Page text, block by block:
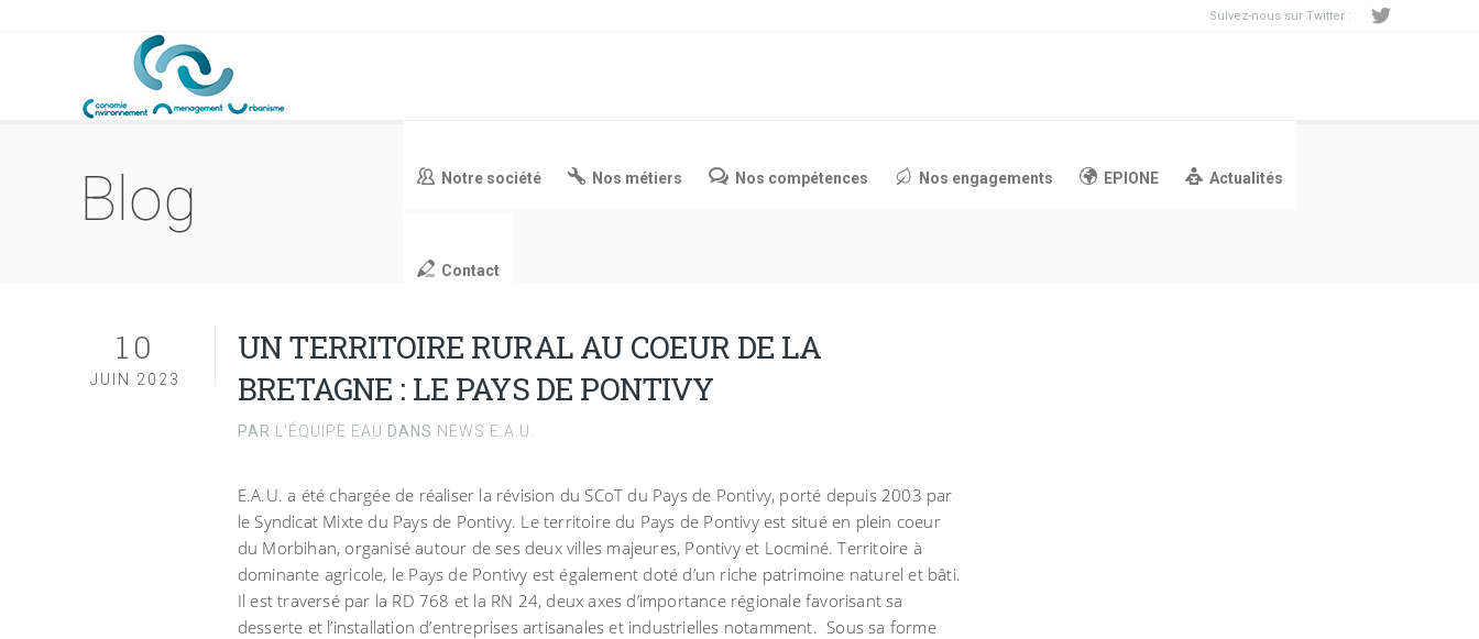
Suivez-nous sur Twitter :
Notre société Nos métiers Nos compétences Nos engagements EPIONE Actualités
Contact
Blog
10
JUIN 2023
UN TERRITOIRE RURAL AU COEUR DE LA
BRETAGNE : LE PAYS DE PONTIVY
PAR L'ÉQUIPE EAU DANS NEWS E.A.U.
E.A.U. a été chargée de réaliser la révision du SCoT du Pays de Pontivy, porté depuis 2003 par
le Syndicat Mixte du Pays de Pontivy. Le territoire du Pays de Pontivy est situé en plein coeur
du Morbihan, organisé autour de ses deux villes majeures, Pontivy et Locminé. Territoire à
dominante agricole, le Pays de Pontivy est également doté d’un riche patrimoine naturel et bâti.
Il est traversé par la RD 768 et la RN 24, deux axes d’importance régionale favorisant sa
desserte et l’installation d’entreprises artisanales et industrielles notamment. Sous sa forme